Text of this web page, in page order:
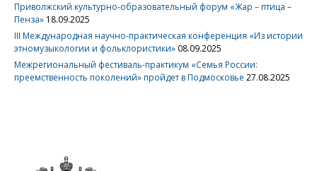
Приволжский культурно-образовательный форум «Жар – птица –
Пенза» 18.09.2025
III Международная научно-практическая конференция «Из истории
этномузыкологии и фольклористики» 08.09.2025
Межрегиональный фестиваль-практикум «Семья России:
преемственность поколений» пройдет в Подмосковье 27.08.2025